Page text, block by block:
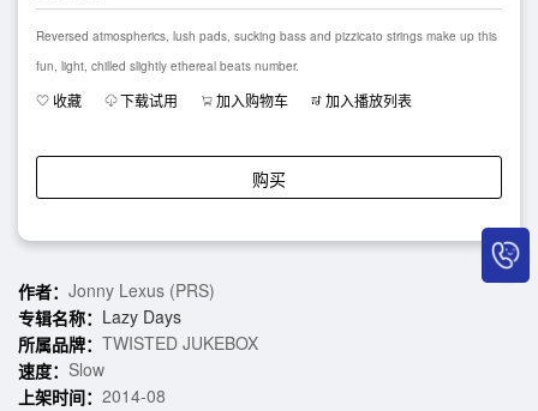
Reversed atmospherics, lush pads, sucking bass and pizzicato strings make up this
fun, light, chilled slightly ethereal beats number.
收藏 下载试用 加入购物车 加入播放列表
购买
作者： Jonny Lexus (PRS)
专辑名称： Lazy Days
所属品牌： TWISTED JUKEBOX
速度： Slow
上架时间： 2014-08